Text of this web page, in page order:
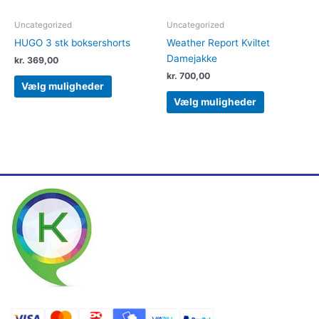
Uncategorized
HUGO 3 stk boksershorts
kr. 369,00
Vælg muligheder
Uncategorized
Weather Report Kviltet
Damejakke
kr. 700,00
Vælg muligheder